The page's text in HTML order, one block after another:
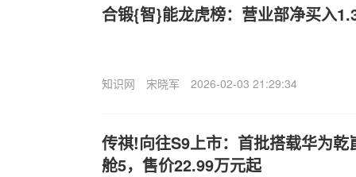
合锻{智}能龙虎榜：营业部净买入
知识网 宋晓军 2026-02-03 21:29:34
传祺!向往S9上市：首批搭载华为
舱5，售价22.99万元起